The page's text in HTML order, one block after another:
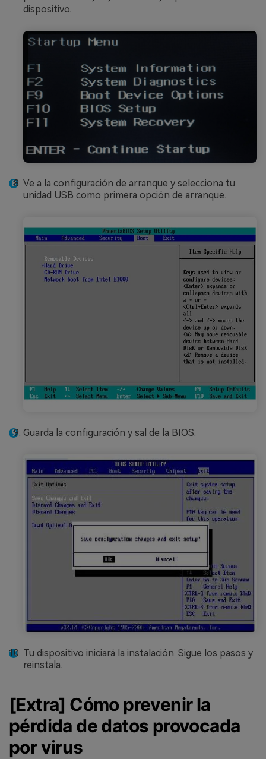
dispositivo.
Ve a la configuración de arranque y selecciona tu
unidad USB como primera opción de arranque.
Guarda la configuración y sal de la BIOS.
Tu dispositivo iniciará la instalación. Sigue los pasos y
reinstala.
[Extra] Cómo prevenir la
pérdida de datos provocada
por virus